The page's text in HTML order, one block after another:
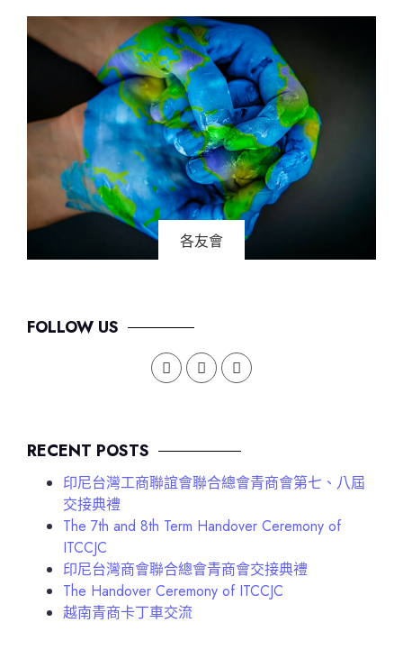
各友會
FOLLOW US
RECENT POSTS
印尼台灣工商聯誼會聯合總會青商會第七、八屆
交接典禮
The 7th and 8th Term Handover Ceremony of
ITCCJC
印尼台灣商會聯合總會青商會交接典禮
The Handover Ceremony of ITCCJC
越南青商卡丁車交流